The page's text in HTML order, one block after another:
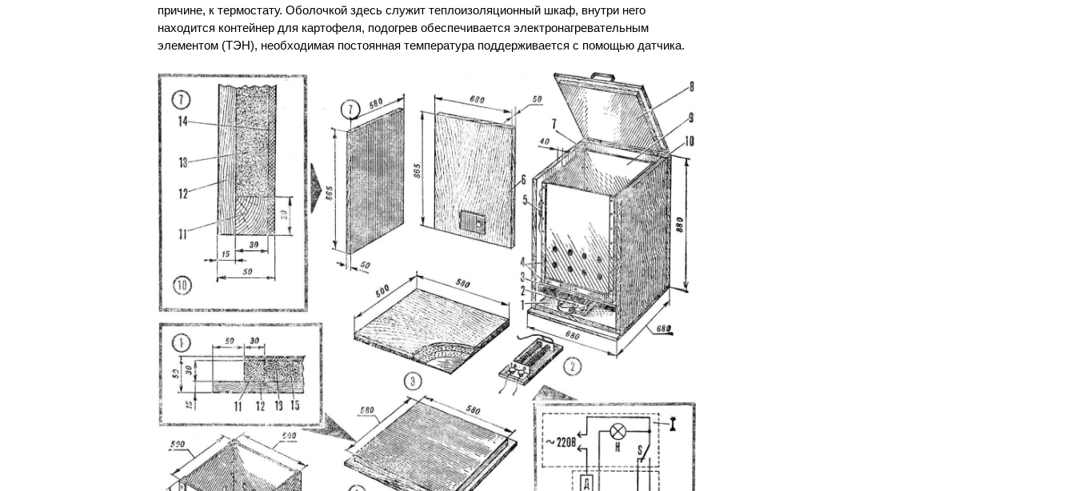
причине, к термостату. Оболочкой здесь служит теплоизоляционный шкаф, внутри него
находится контейнер для картофеля, подогрев обеспечивается электронагревательным
элементом (ТЭН), необходимая постоянная температура поддерживается с помощью датчика.